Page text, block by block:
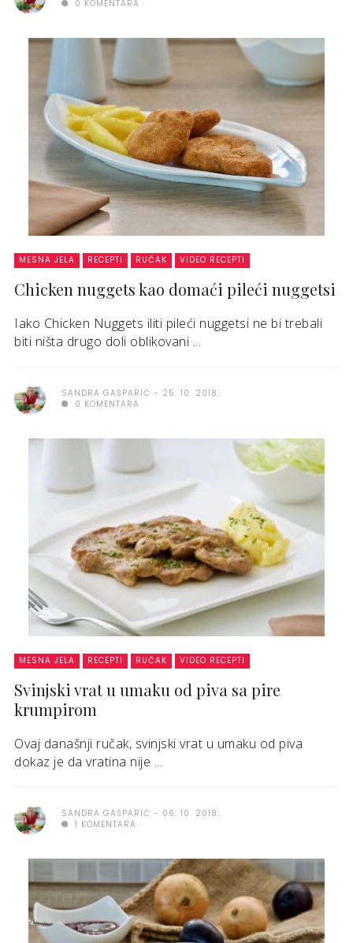
0 KOMENTARA
MESNA JELA RECEPTI RUČAK VIDEO RECEPTI
Chicken nuggets kao domaći pileći nuggetsi
Iako Chicken Nuggets iliti pileći nuggetsi ne bi trebali
biti ništa drugo doli oblikovani ...
SANDRA GAŠPARIĆ
25. 10. 2018.
0 KOMENTARA
MESNA JELA RECEPTI RUČAK VIDEO RECEPTI
Svinjski vrat u umaku od piva sa pire
krumpirom
Ovaj današnji ručak, svinjski vrat u umaku od piva
dokaz je da vratina nije ...
SANDRA GAŠPARIĆ
06. 10. 2018.
1 KOMENTARA